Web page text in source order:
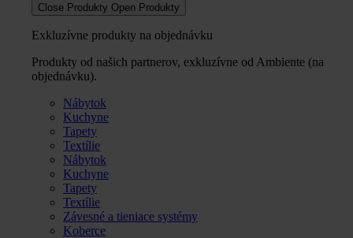
Close Produkty Open Produkty
Exkluzívne produkty na objednávku
Produkty od našich partnerov, exkluzívne od Ambiente (na
objednávku).
Nábytok
Kuchyne
Tapety
Textílie
Nábytok
Kuchyne
Tapety
Textílie
Závesné a tieniace systémy
Koberce